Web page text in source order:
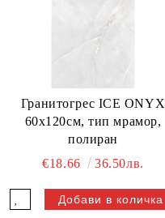
Гранитогрес ICE ONYX
60х120см, тип мрамор,
полиран
€18.66
36.50лв.